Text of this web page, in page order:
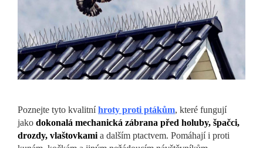
Poznejte tyto kvalitníhroty proti ptákům, které fungují
jako dokonalá mechanická zábrana před holuby, špačci,
drozdy, vlaštovkami a dalším ptactvem. Pomáhají i proti